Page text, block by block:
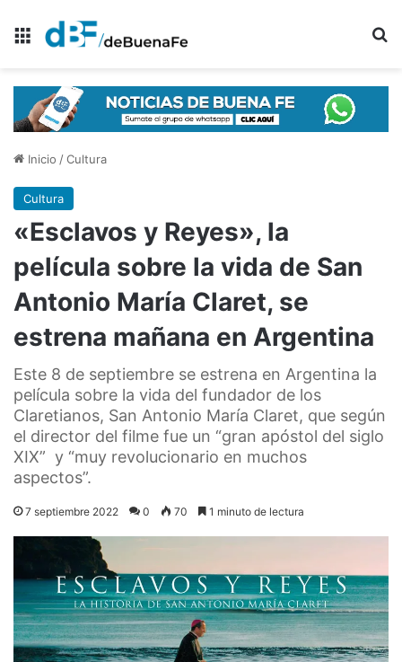
Menú
Inicio /Cultura
Cultura
«Esclavos y Reyes», la
película sobre la vida de San
Antonio María Claret, se
estrena mañana en Argentina
Este 8 de septiembre se estrena en Argentina la
película sobre la vida del fundador de los
Claretianos, San Antonio María Claret, que según
el director del filme fue un “gran apóstol del siglo
XIX” y “muy revolucionario en muchos
aspectos”.
7 septiembre 2022 0 70 1 minuto de lectura